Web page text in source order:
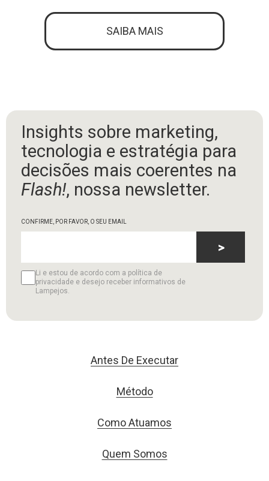
SAIBA MAIS
Insights sobre marketing,
tecnologia e estratégia para
decisões mais coerentes na
Flash!, nossa newsletter.
CONFIRME, POR FAVOR, O SEU EMAIL
Li e estou de acordo com a política de
privacidade e desejo receber informativos de
Lampejos.
>
Antes De Executar
Método
Como Atuamos
Quem Somos